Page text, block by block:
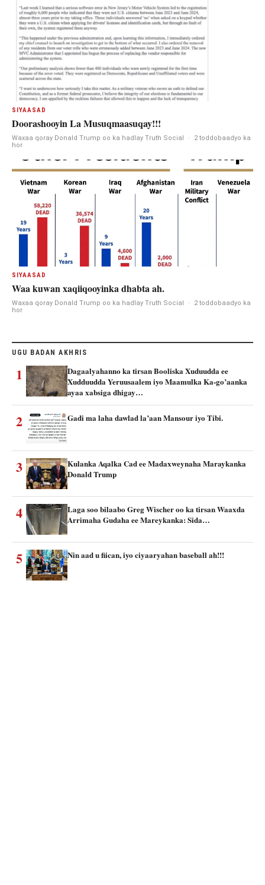
SIYAASAD
Doorashooyin La Musuqmaasuqay!!!
Waxaa qoray Donald Trump oo ka hadlay Truth Social ·
2 toddobaadyo ka
hor
SIYAASAD
Waa kuwan xaqiiqooyinka dhabta ah.
Waxaa qoray Donald Trump oo ka hadlay Truth Social ·
2 toddobaadyo ka
hor
UGU BADAN AKHRIS
1
Dagaalyahanno ka tirsan Booliska Xuduudda ee
Xudduudda Yeruusaalem iyo Maamulka Ka-go’aanka
ayaa xabsiga dhigay…
2 Gadi ma laha dawlad la’aan Mansour iyo Tibi.
3
Kulanka Aqalka Cad ee Madaxweynaha Maraykanka
Donald Trump
4
Laga soo bilaabo Greg Wischer oo ka tirsan Waaxda
Arrimaha Gudaha ee Mareykanka: Sida…
5 Nin aad u fiican, iyo ciyaaryahan baseball ah!!!